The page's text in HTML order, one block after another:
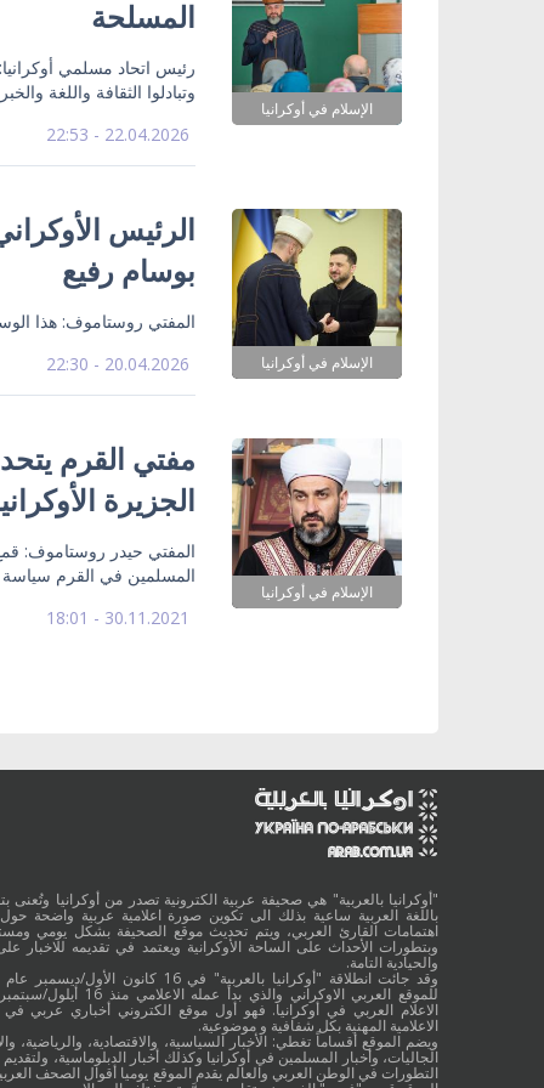
الإسلام في أوكرانيا
المسلحة
رئيس اتحاد مسلمي
وتبادلوا الثقافة واللغة
22.04.2026 - 22:53
الإسلام في أوكرانيا
الرئيس
بوسام رفيع
المفتي روستاموف: هذا
20.04.2026 - 22:30
الإسلام في أوكرانيا
مفتي القرم
الجزيرة
المفتي حيدر روستاموف:
المسلمين في القرم سياسة
30.11.2021 - 18:01
"أوكرانيا بالعربية" هي صحيفة عربية الكترونية تصدر من أوكرانيا وتُعنى
باللغة العربية ساعية بذلك الى تكوين صورة اعلامية عربية واضحة
اهتمامات القارئ العربي، ويتم تحديث موقع الصحيفة بشكل يومي
وبتطورات الأحداث على الساحة الأوكرانية ويعتمد في تقديمه للاخبار
والحيادية التامة.
الاعلام العربي في أوكرانيا. فهو أول موقع الكتروني أخباري عربي في
الاعلامية المهنية بكل شفافية و موضوعية.
ويضم الموقع أقساماً تغطي: الأخبار السياسية، والاقتصادية، والرياضية،
الجاليات، وأخبار المسلمين في أوكرانيا وكذلك أخبار الدبلوماسية،
التطورات في الوطن العربي والعالم يقدم الموقع يوميا أقوال الصحف